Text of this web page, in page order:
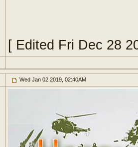
[ Edited Fri Dec 28
Wed Jan 02 2019, 02:40AM